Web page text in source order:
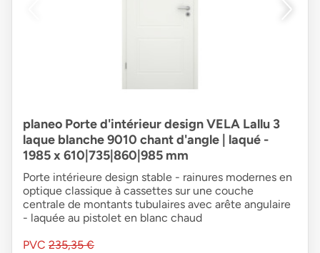
planeo Porte d'intérieur design VELA Lallu 3
laque blanche 9010 chant d'angle | laqué -
1985 x 610|735|860|985 mm
Porte intérieure design stable - rainures modernes en
optique classique à cassettes sur une couche
centrale de montants tubulaires avec arête angulaire
- laquée au pistolet en blanc chaud
PVC 235,35 €